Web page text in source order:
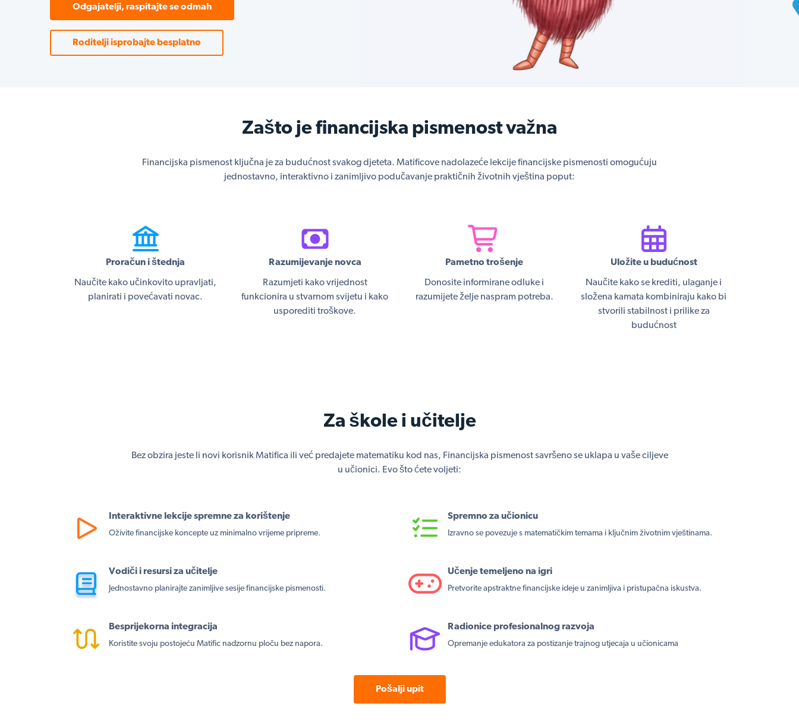
Odgajatelji, raspitajte se odmah
Roditelji isprobajte besplatno
Zašto je financijska pismenost važna
Financijska pismenost ključna je za budućnost svakog djeteta. Matificove nadolazeće lekcije financijske pismenosti omogućuju
jednostavno, interaktivno i zanimljivo podučavanje praktičnih životnih vještina poput:
Proračun i štednja
Naučite kako učinkovito upravljati,
planirati i povećavati novac.
Razumijevanje novca
Razumjeti kako vrijednost
funkcionira u stvarnom svijetu i kako
usporediti troškove.
Pametno trošenje
Donosite informirane odluke i
razumijete želje naspram potreba.
Uložite u budućnost
Naučite kako se krediti, ulaganje i
složena kamata kombiniraju kako bi
stvorili stabilnost i prilike za
budućnost
Za škole i učitelje
Bez obzira jeste li novi korisnik Matifica ili već predajete matematiku kod nas, Financijska pismenost savršeno se uklapa u vaše ciljeve
u učionici. Evo što ćete voljeti:
Interaktivne lekcije spremne za korištenje
Oživite financijske koncepte uz minimalno vrijeme pripreme.
Vodiči i resursi za učitelje
Jednostavno planirajte zanimljive sesije financijske pismenosti.
Besprijekorna integracija
Koristite svoju postojeću Matific nadzornu ploču bez napora.
Spremno za učionicu
Izravno se povezuje s matematičkim temama i ključnim životnim vještinama.
Učenje temeljeno na igri
Pretvorite apstraktne financijske ideje u zanimljiva i pristupačna iskustva.
Radionice profesionalnog razvoja
Opremanje edukatora za postizanje trajnog utjecaja u učionicama
Pošalji upit